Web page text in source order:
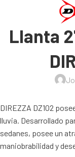
Llanta
DIREZZA DZ102
lluvia. Desarrollado
sedanes, posee un
maniobrabilidad y